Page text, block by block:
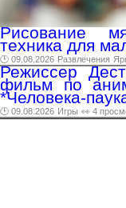
Рисование
техника для
🕑 09.08.2026 Развлечения
Режиссер
фильм по
*Человека-
🕑 09.08.2026 Игры 👀 4